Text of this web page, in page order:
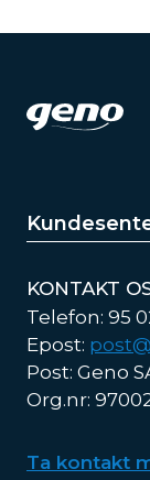
KONTAKT
Telefon: 95
Epost:
Post: Geno
Org.nr:
Ta kontakt